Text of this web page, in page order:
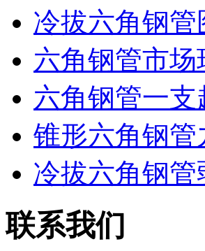
冷拔六角钢
六角钢管市场
六角钢管一
锥形六角钢
冷拔六角钢
联系我们